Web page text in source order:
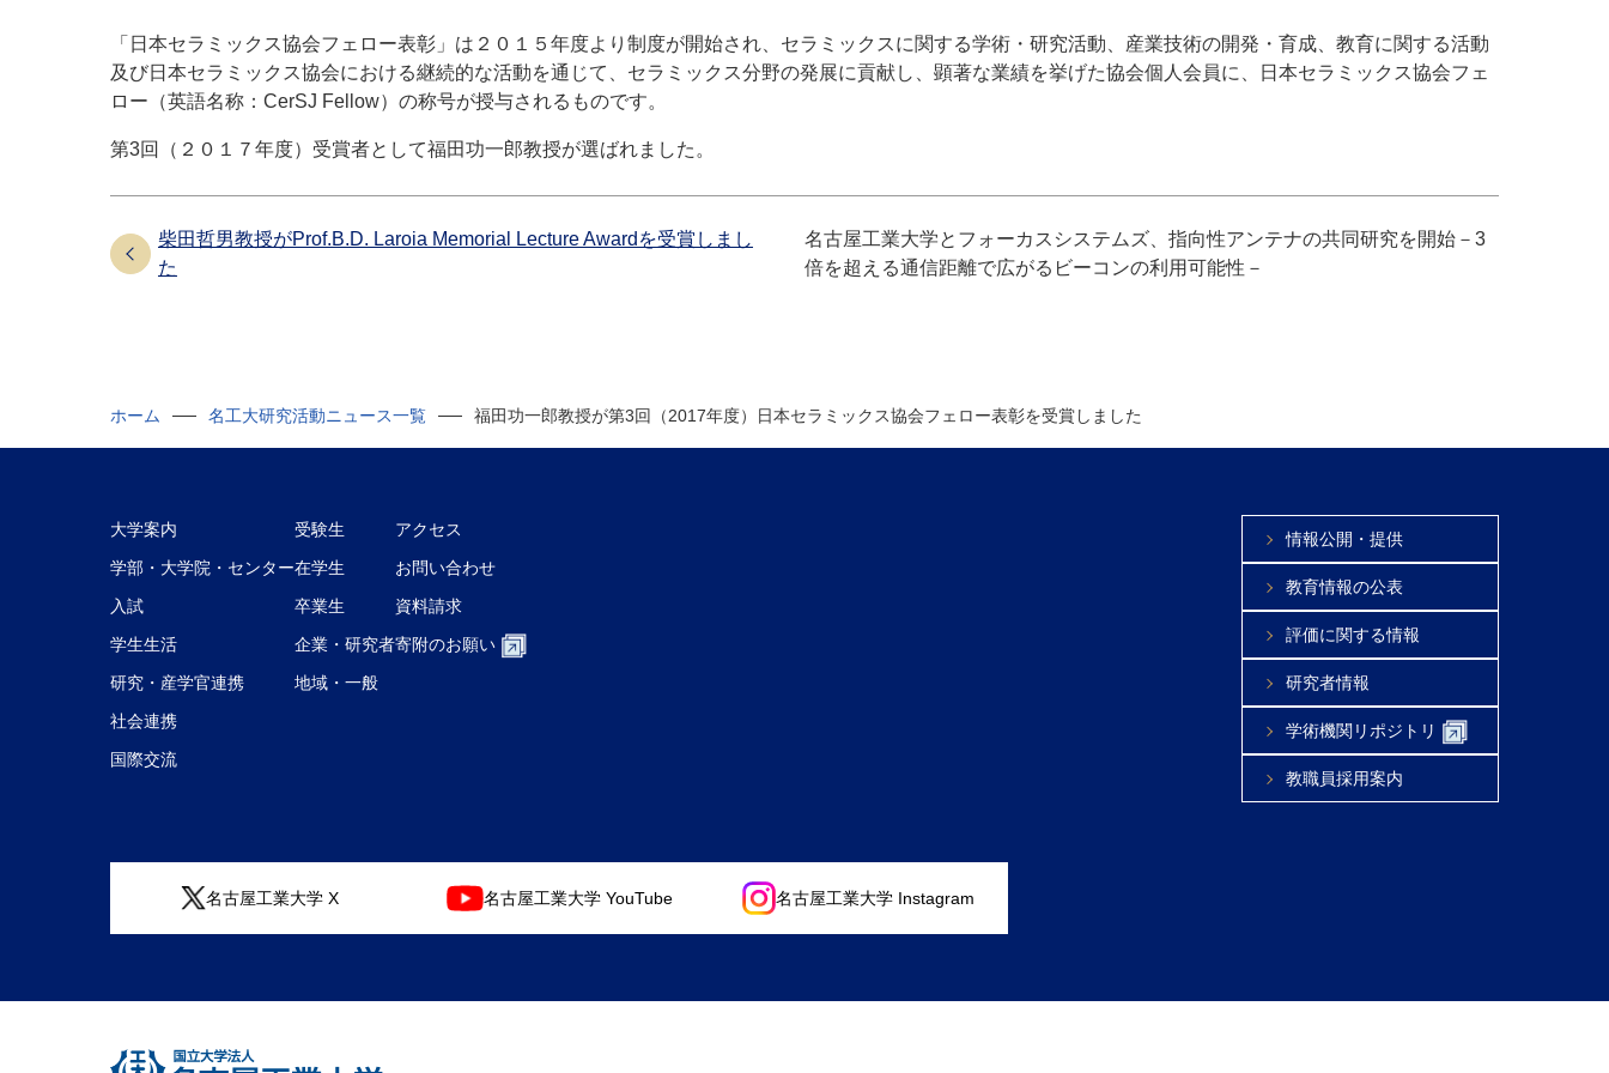
「日本セラミックス協会フェロー表彰」は２０１５年度より制度が開始され、セラミックスに関する学術・研究活動、産業技術の開発・育成、教育に関する活動
及び日本セラミックス協会における継続的な活動を通じて、セラミックス分野の発展に貢献し、顕著な業績を挙げた協会個人会員に、日本セラミックス協会フェ
ロー（英語名称： CerSJ Fellow）の称号が授与されるものです。
第3回（２０１７年度）受賞者として福田功一郎教授が選ばれました。
柴田哲男教授がProf.B.D. Laroia Memorial Lecture Awardを受賞しまし
た
名古屋工業大学とフォーカスシステムズ、指向性アンテナの共同研究を開始－3
倍を超える通信距離で広がるビーコンの利用可能性－
ホーム 名工大研究活動ニュース一覧 福田功一郎教授が第3回（2017年度）日本セラミックス協会フェロー表彰を受賞しました
大学案内
学部・大学院・センター
入試
学生生活
研究・産学官連携
社会連携
国際交流
受験生
在学生
卒業生
企業・研究者
地域・一般
アクセス
お問い合わせ
資料請求
寄附のお願い
情報公開・提供
教育情報の公表
評価に関する情報
研究者情報
学術機関リポジトリ
教職員採用案内
名古屋工業大学 X 名古屋工業大学 YouTube 名古屋工業大学 Instagram